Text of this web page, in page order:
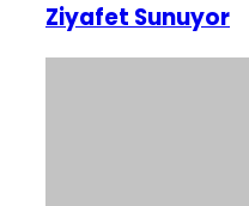
Ziyafet Sunuyor